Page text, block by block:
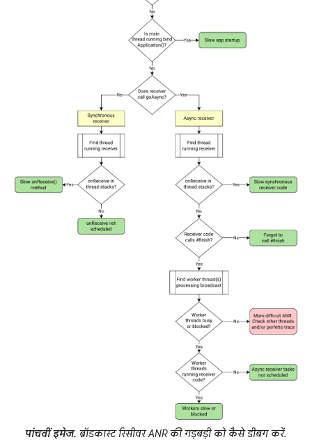
पांचवीं इमेज. ब्रॉडकास्ट रिसीवर ANR की गड़बड़ी को कैसे डीबग करें.